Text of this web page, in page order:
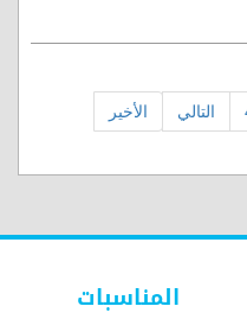
التالي الأخير
المناسبات